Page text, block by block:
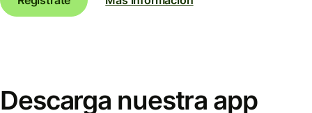
Descarga nuestra app